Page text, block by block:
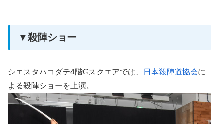
▼殺陣ショー
シエスタハコダテ4階Gスクエアでは、 日本殺陣道協会に
よる殺陣ショーを上演。